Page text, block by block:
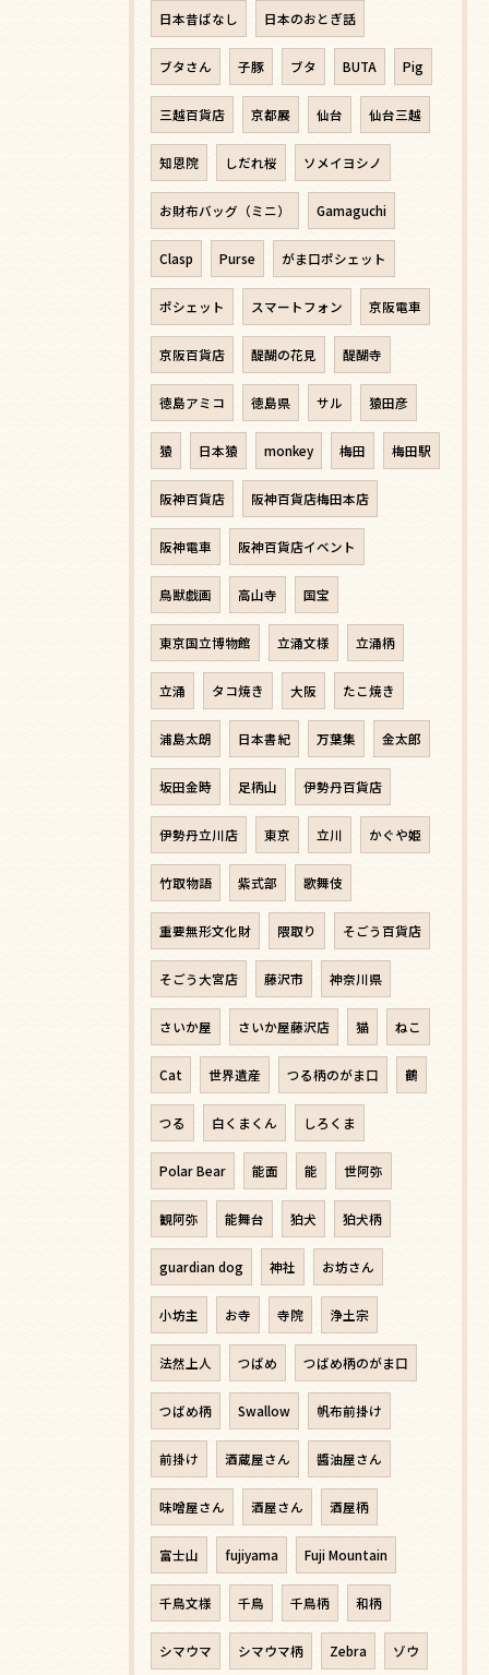
日本昔ばなし 日本のおとぎ話
ブタさん 子豚 ブタ BUTA Pig
三越百貨店 京都展 仙台 仙台三越
知恩院 しだれ桜 ソメイヨシノ
お財布バッグ（ミニ） Gamaguchi
Clasp Purse がま口ポシェット
ポシェット スマートフォン 京阪電車
京阪百貨店 醍醐の花見 醍醐寺
徳島アミコ 徳島県 サル 猿田彦
猿 日本猿 monkey 梅田 梅田駅
阪神百貨店 阪神百貨店梅田本店
阪神電車 阪神百貨店イベント
鳥獣戯画 高山寺 国宝
東京国立博物館 立涌文様 立涌柄
立涌 タコ焼き 大阪 たこ焼き
浦島太朗 日本書紀 万葉集 金太郎
坂田金時 足柄山 伊勢丹百貨店
伊勢丹立川店 東京 立川 かぐや姫
竹取物語 紫式部 歌舞伎
重要無形文化財 隈取り そごう百貨店
そごう大宮店 藤沢市 神奈川県
さいか屋 さいか屋藤沢店 猫 ねこ
Cat 世界遺産 つる柄のがま口 鶴
つる 白くまくん しろくま
Polar Bear 能面 能 世阿弥
観阿弥 能舞台 狛犬 狛犬柄
guardian dog 神社 お坊さん
小坊主 お寺 寺院 浄土宗
法然上人 つばめ つばめ柄のがま口
つばめ柄 Swallow 帆布前掛け
前掛け 酒蔵屋さん 醬油屋さん
味噌屋さん 酒屋さん 酒屋柄
富士山 fujiyama Fuji Mountain
千鳥文様 千鳥 千鳥柄 和柄
シマウマ シマウマ柄 Zebra ゾウ